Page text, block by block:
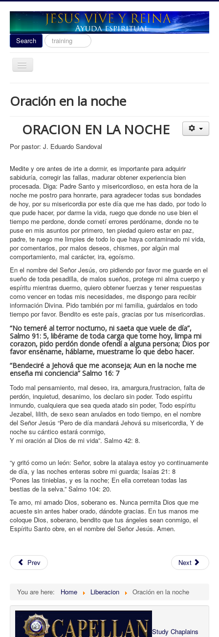
Search
Search
...
Toggle
Las señales del fin 2020
Youtube
donacion
Contact
Oración en la noche
ORACION EN LA NOCHE
Por pastor: J. Eduardo Sandoval
Medite y ore antes de irte a dormir, es importante para adquirir
sabiduría, corregir las fallas, madurar obtener experiencia bien
procesada. Diga: Padre Santo y misericordioso, en esta hora de la
noche me postro para honrarte, para agradecer todas sus bondades
de hoy, por su misericordia por este día que me has dado, por todo lo
que pude hacer, por darme la vida, ruego que donde no use bien el
tiempo me perdone, donde cometí errores perdóname, donde no te
puse en mis asuntos por primero, ten piedad quiero estar en paz,
padre, te ruego me limpies de todo lo que haya contaminado mi vida,
por comentarios, por malos deseos, chismes, por algún mal
comportamiento, mal carácter, ira, egoísmo.
En el nombre del Señor Jesús, oro pidiendo por favor me guarde en el
sueño de toda pesadilla, de malos sueños, protege mi alma cuerpo y
espíritu mientras duermo, quiero obtener fuerzas y tener respuestas
como vencer en todas mis necesidades, me dispongo para recibir
información Divina. Pido también por mi familia, guárdalos en todo
tiempo por favor. Bendito es este país, gracias por tus misericordias.
“No temeré al terror nocturno, ni saeta que vuele de día”,
Salmo 91: 5, libérame de toda carga que tome hoy, limpa mi
corazon, pido perdón donde ofendí a alguna persona; Dios por
favor enséname, háblame, muestrame lo que debo hacer.
“Bendeciré a Jehová que me aconseja; Aun en la noche me
enseña mi conciencia” Salmo 16: 7
Todo mal pensamiento, mal deseo, ira, amargura,frustracion, falta de
perdón, inquietud, desanimo, los declaro sin poder. Todo espíritu
inmundo, cualquiera que sea queda atado sin poder, Todo espíritu
Jezabel, lilith, de sexo sean anulados en todo tiempo, en el nombre
del Señor Jesús “Pero de día mandará Jehová su misericordia, Y de
noche su cántico estará conmigo,
Y mi oración al Dios de mi vida”. Salmo 42: 8.
“y gritó como un león: Señor, sobre la atalaya estoy yo continuamente
de día, y las noches enteras sobre mi guarda; Isaías 21: 8
“Pones las tinieblas, y es la noche; En ella corretean todas las
bestias de la selva.” Salmo 104: 20.
Te amo, mi amado Dios, soberano es. Nunca permita Dios que me
acueste sin antes haber orado, dándote gracias. En tus manos me
coloque Dios, soberano, bendito que tus ángeles sean conmigo, el
Espíritu Santo obre, en el nombre del Señor Jesús. Amen.
Prev Next
You are here: Home Liberacion Oración en la noche
Study Chaplains